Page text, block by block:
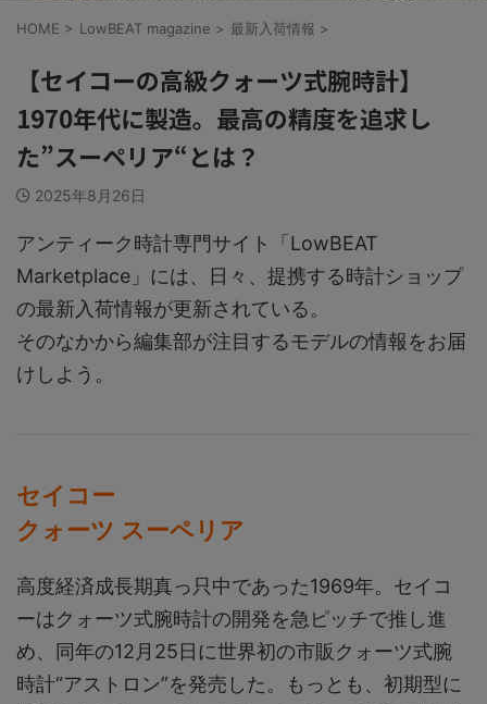
HOME > LowBEAT magazine > 最新入荷情報 >
【セイコーの高級クォーツ式腕時計】
1970年代に製造。最高の精度を追求し
た”スーペリア“とは？
2025年8月26日
アンティーク時計専門サイト「LowBEAT
Marketplace」には、日々、提携する時計ショップ
の最新入荷情報が更新されている。
そのなかから編集部が注目するモデルの情報をお届
けしよう。
セイコー
クォーツ スーペリア
高度経済成長期真っ只中であった1969年。セイコ
ーはクォーツ式腕時計の開発を急ピッチで推し進
め、同年の12月25日に世界初の市販クォーツ式腕
時計“アストロン”を発売した。もっとも、初期型に